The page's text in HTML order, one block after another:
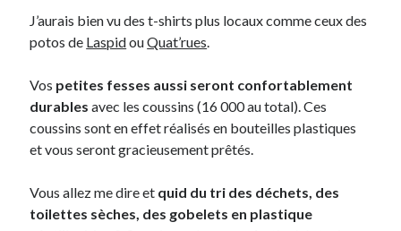
J’aurais bien vu des t-shirts plus locaux comme ceux des
potos de LaspidouQuat’rues.
Vos petites fesses aussi seront confortablement
durables avec les coussins (16 000 au total). Ces
coussins sont en effet réalisés en bouteilles plastiques
et vous seront gracieusement prêtés.
Vous allez me dire et quid du tri des déchets, des
toilettes sèches, des gobelets en plastique